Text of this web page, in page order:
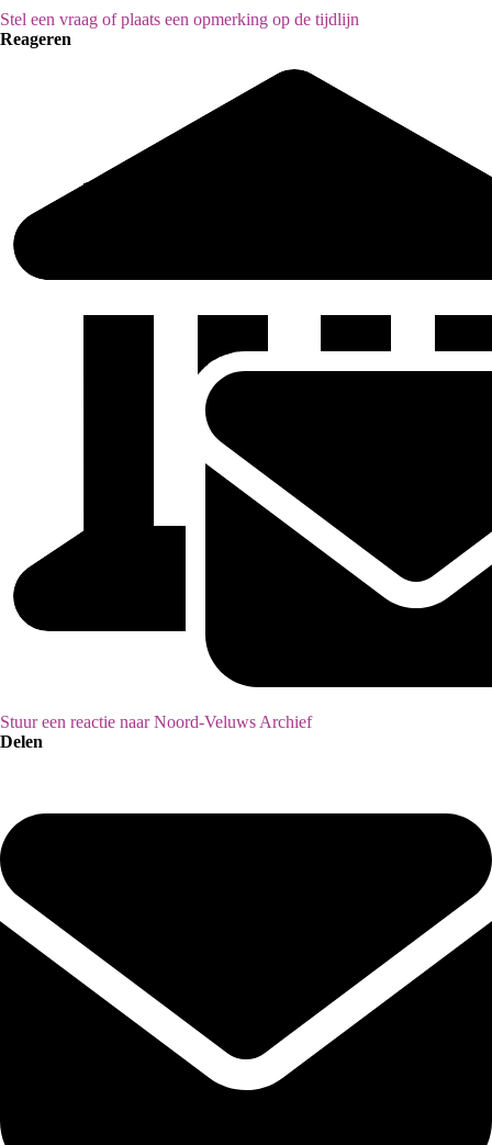
Stel een vraag of plaats een opmerking op de tijdlijn
Reageren
Stuur een reactie naar Noord-Veluws Archief
Delen